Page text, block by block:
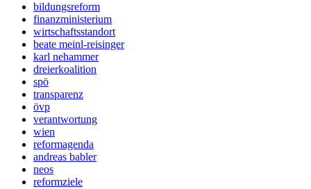
bildungsreform
finanzministerium
wirtschaftsstandort
beate meinl-reisinger
karl nehammer
dreierkoalition
spö
transparenz
övp
verantwortung
wien
reformagenda
andreas babler
neos
reformziele